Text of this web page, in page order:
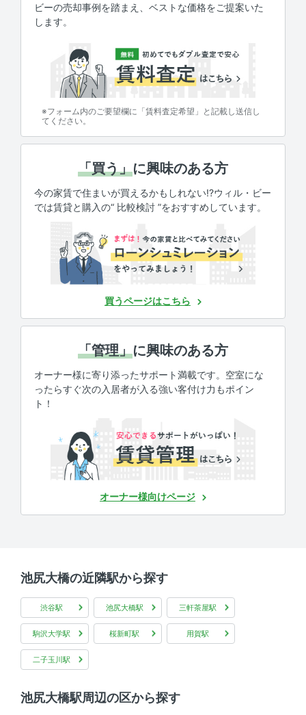
ビーの売却事例を踏まえ、ベストな価格をご提案いた
します。
※フォーム内のご要望欄に「賃料査定希望」と記載し送信し
てください。
「買う」に興味のある方
今の家賃で住まいが買えるかもしれない!?ウィル・ビー
では賃貸と購入の“ 比較検討 ”をおすすめしています。
買うページはこちら
「管理」に興味のある方
オーナー様に寄り添ったサポート満載です。空室にな
ったらすぐ次の入居者が入る強い客付け力もポイン
ト！
オーナー様向けページ
池尻大橋の近隣駅から探す
渋谷駅 池尻大橋駅 三軒茶屋駅
駒沢大学駅 桜新町駅 用賀駅
二子玉川駅
池尻大橋駅周辺の区から探す